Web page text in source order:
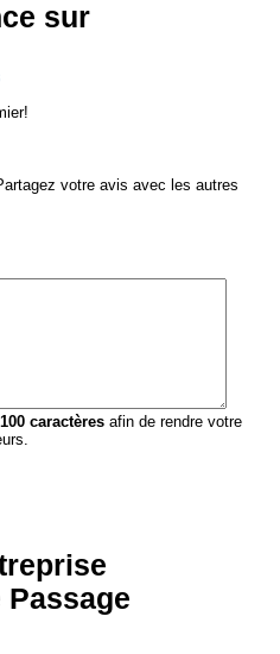
sur
votre avis avec les autres
100 caractères afin de rendre votre
Passage